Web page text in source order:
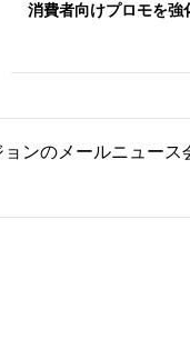
消費者向けプロモを強
ンのメールニュース